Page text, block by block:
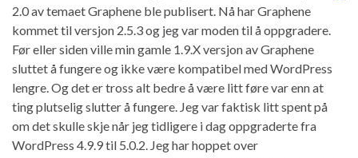
2.0 av temaet Graphene ble publisert. Nå har Graphene
kommet til versjon 2.5.3 og jeg var moden til å oppgradere.
Før eller siden ville min gamle 1.9.X versjon av Graphene
sluttet å fungere og ikke være kompatibel med WordPress
lengre. Og det er tross alt bedre å være litt føre var enn at
ting plutselig slutter å fungere. Jeg var faktisk litt spent på
om det skulle skje når jeg tidligere i dag oppgraderte fra
WordPress 4.9.9 til 5.0.2. Jeg har hoppet over